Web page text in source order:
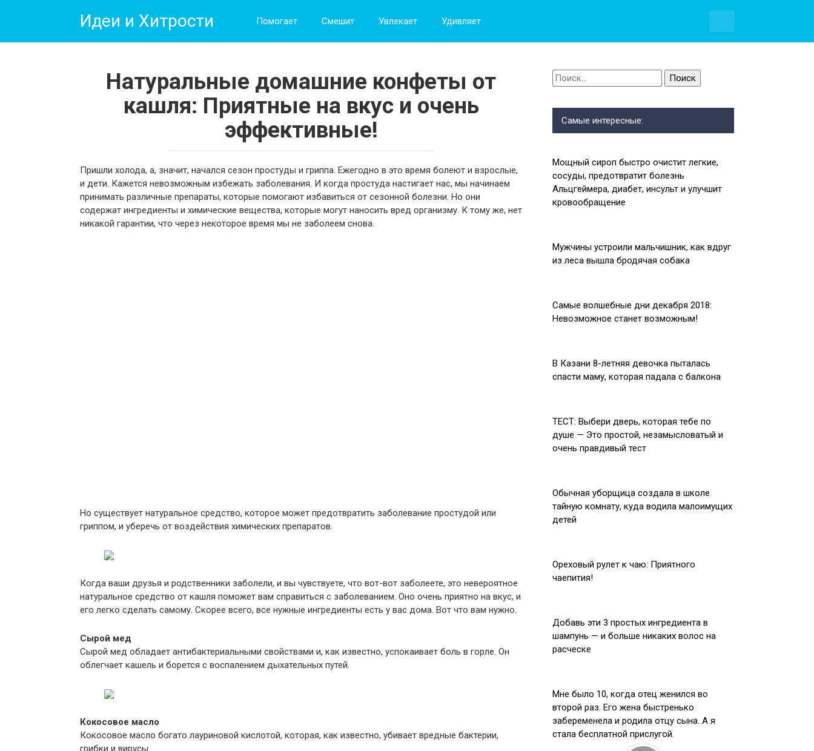
Идеи и Хитрости Помогает Смешит Увлекает Удивляет
Натуральные домашние конфеты от
кашля: Приятные на вкус и очень
эффективные!
Пришли холода, а, значит, начался сезон простуды и гриппа. Ежегодно в это время болеют и взрослые,
и дети. Кажется невозможным избежать заболевания. И когда простуда настигает нас, мы начинаем
принимать различные препараты, которые помогают избавиться от сезонной болезни. Но они
содержат ингредиенты и химические вещества, которые могут наносить вред организму. К тому же, нет
никакой гарантии, что через некоторое время мы не заболеем снова.
Но существует натуральное средство, которое может предотвратить заболевание простудой или
гриппом, и уберечь от воздействия химических препаратов.
Когда ваши друзья и родственники заболели, и вы чувствуете, что вот-вот заболеете, это невероятное
натуральное средство от кашля поможет вам справиться с заболеванием. Оно очень приятно на вкус, и
его легко сделать самому. Скорее всего, все нужные ингредиенты есть у вас дома. Вот что вам нужно.
Сырой мед
Сырой мед обладает антибактериальными свойствами и, как известно, успокаивает боль в горле. Он
облегчает кашель и борется с воспалением дыхательных путей.
Кокосовое масло
Кокосовое масло богато лауриновой кислотой, которая, как известно, убивает вредные бактерии,
грибки и вирусы.
Найти:
Самые интересные:
Мощный сироп быстро очистит легкие,
сосуды, предотвратит болезнь
Альцгеймера, диабет, инсульт и улучшит
кровообращение
Мужчины устроили мальчишник, как вдруг
из леса вышла бродячая собака
Самые волшебные дни декабря 2018:
Невозможное станет возможным!
В Казани 8-летняя девочка пыталась
спасти маму, которая падала с балкона
ТЕСТ: Выбери дверь, которая тебе по
душе — Это простой, незамысловатый и
очень правдивый тест
Обычная уборщица создала в школе
тайную комнату, куда водила малоимущих
детей
Ореховый рулет к чаю: Приятного
чаепития!
Добавь эти 3 простых ингредиента в
шампунь — и больше никаких волос на
расческе
Мне было 10, когда отец женился во
второй раз. Его жена быстренько
забеременела и родила отцу сына. А я
стала бесплатной прислугой.